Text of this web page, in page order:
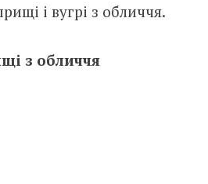
і вугрі з обличчя.
з обличчя